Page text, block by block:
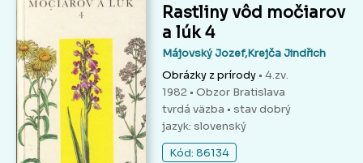
Rastliny vôd močiarov
a lúk 4
Májovský Jozef,Krejča Jindřich
Obrázky z prírody • 4.zv.
1982 • Obzor Bratislava
tvrdá väzba • stav dobrý
jazyk: slovenský
Kód: 86134